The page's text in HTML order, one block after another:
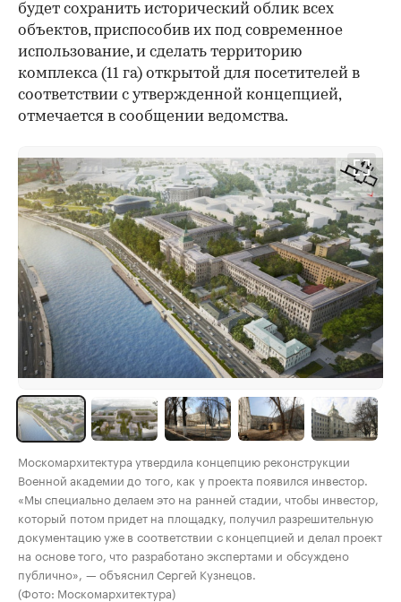
будет сохранить исторический облик всех
объектов, приспособив их под современное
использование, и сделать территорию
комплекса (11 га) открытой для посетителей в
соответствии с утвержденной концепцией,
отмечается в сообщении ведомства.
Москомархитектура утвердила концепцию реконструкции
Военной академии до того, как у проекта появился инвестор.
«Мы специально делаем это на ранней стадии, чтобы инвестор,
который потом придет на площадку, получил разрешительную
документацию уже в соответствии с концепцией и делал проект
на основе того, что разработано экспертами и обсуждено
публично», — объяснил Сергей Кузнецов.
(Фото: Москомархитектура)